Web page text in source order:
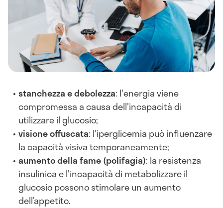
stanchezza e debolezza: l'energia viene
compromessa a causa dell'incapacità di
utilizzare il glucosio;
visione offuscata: l'iperglicemia può influenzare
la capacità visiva temporaneamente;
aumento della fame (polifagia): la resistenza
insulinica e l'incapacità di metabolizzare il
glucosio possono stimolare un aumento
dell’appetito.